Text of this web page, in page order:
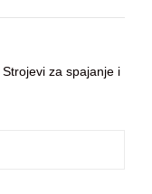
Strojevi za spajanje i